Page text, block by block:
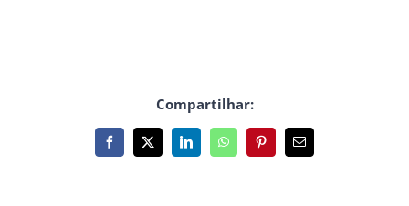
Compartilhar:
Facebook
X LinkedInWhatsAppPinterest
E-
mail